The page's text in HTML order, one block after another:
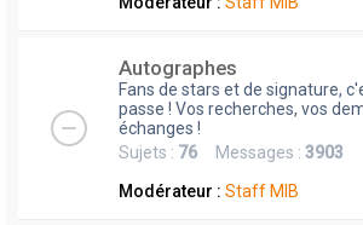
Autographes
Fans de stars et de signature,
passe ! Vos recherches, vos
échanges !
Sujets : 76 Messages : 3903
Modérateur : Staff MIB